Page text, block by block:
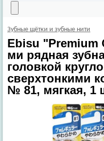
Зубные щётки и зубные нити
Ebisu "Premium
ми рядная
головкой
сверхтонкими
№ 81, мягкая, 1